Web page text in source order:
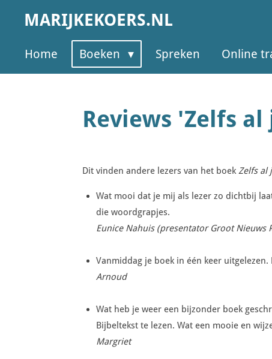
MARIJKEKOERS.NL
Home Boeken Spreken Online
Reviews 'Zelfs
Dit vinden andere lezers van het boek Zelfs al
Wat mooi dat je mij als lezer zo dichtbij
die woordgrapjes.
Eunice Nahuis (presentator Groot Nieuws
Vanmiddag je boek in één keer
Arnoud
Wat heb je weer een bijzonder boek
Bijbeltekst te lezen. Wat een mooie en
Margriet